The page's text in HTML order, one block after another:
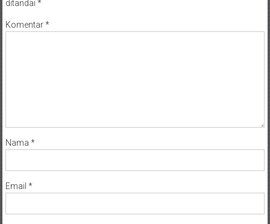
ditandai *
Komentar*
Nama *
Email *